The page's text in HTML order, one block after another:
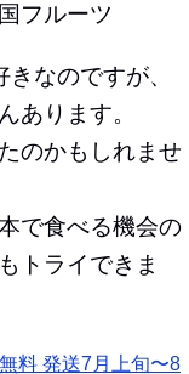
フルーツ
なのですが、
あります。
のかもしれませ
で食べる機会の
トライできま
料 発送7月上旬〜8